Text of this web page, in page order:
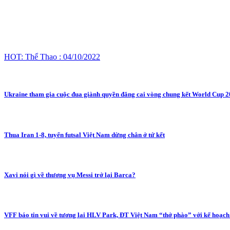
HOT: Thể Thao : 04/10/2022
Ukraine tham gia cuộc đua giành quyền đăng cai vòng chung kết World Cup
Thua Iran 1-8, tuyển futsal Việt Nam dừng chân ở tứ kết
Xavi nói gì về thương vụ Messi trở lại Barca?
VFF báo tin vui về tương lai HLV Park, ĐT Việt Nam “thở phào” với kế